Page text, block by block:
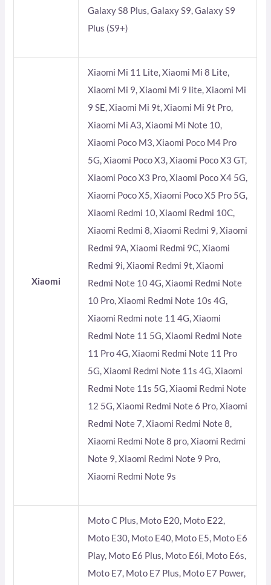
Galaxy S8 Plus, Galaxy S9, Galaxy S9
Plus (S9+)
Xiaomi
Xiaomi Mi 11 Lite, Xiaomi Mi 8 Lite,
Xiaomi Mi 9, Xiaomi Mi 9 lite, Xiaomi Mi
9 SE, Xiaomi Mi 9t, Xiaomi Mi 9t Pro,
Xiaomi Mi A3, Xiaomi Mi Note 10,
Xiaomi Poco M3, Xiaomi Poco M4 Pro
5G, Xiaomi Poco X3, Xiaomi Poco X3 GT,
Xiaomi Poco X3 Pro, Xiaomi Poco X4 5G,
Xiaomi Poco X5, Xiaomi Poco X5 Pro 5G,
Xiaomi Redmi 10, Xiaomi Redmi 10C,
Xiaomi Redmi 8, Xiaomi Redmi 9, Xiaomi
Redmi 9A, Xiaomi Redmi 9C, Xiaomi
Redmi 9i, Xiaomi Redmi 9t, Xiaomi
Redmi Note 10 4G, Xiaomi Redmi Note
10 Pro, Xiaomi Redmi Note 10s 4G,
Xiaomi Redmi note 11 4G, Xiaomi
Redmi Note 11 5G, Xiaomi Redmi Note
11 Pro 4G, Xiaomi Redmi Note 11 Pro
5G, Xiaomi Redmi Note 11s 4G, Xiaomi
Redmi Note 11s 5G, Xiaomi Redmi Note
12 5G, Xiaomi Redmi Note 6 Pro, Xiaomi
Redmi Note 7, Xiaomi Redmi Note 8,
Xiaomi Redmi Note 8 pro, Xiaomi Redmi
Note 9, Xiaomi Redmi Note 9 Pro,
Xiaomi Redmi Note 9s
Moto C Plus, Moto E20, Moto E22,
Moto E30, Moto E40, Moto E5, Moto E6
Play, Moto E6 Plus, Moto E6i, Moto E6s,
Moto E7, Moto E7 Plus, Moto E7 Power,